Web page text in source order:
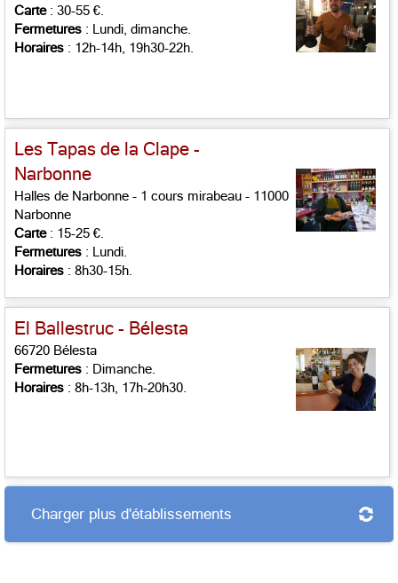
Carte: 30-55 €.
Fermetures : Lundi, dimanche.
Horaires : 12h-14h, 19h30-22h.
Les Tapas de la Clape -
Narbonne
Halles de Narbonne - 1 cours mirabeau - 11000
Narbonne
Carte: 15-25 €.
Fermetures : Lundi.
Horaires : 8h30-15h.
El Ballestruc - Bélesta
66720 Bélesta
Fermetures : Dimanche.
Horaires : 8h-13h, 17h-20h30.
Charger plus d'établissements